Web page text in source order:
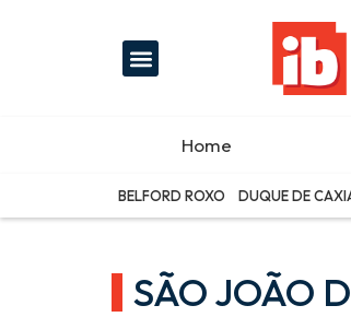
Home
BELFORD ROXO DUQUE DE
SÃO JOÃO